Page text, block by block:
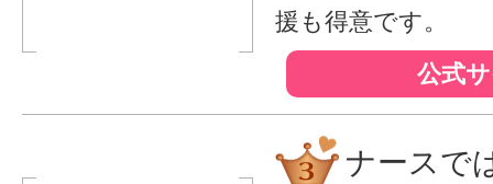
援も得意です。
公式
ナースで